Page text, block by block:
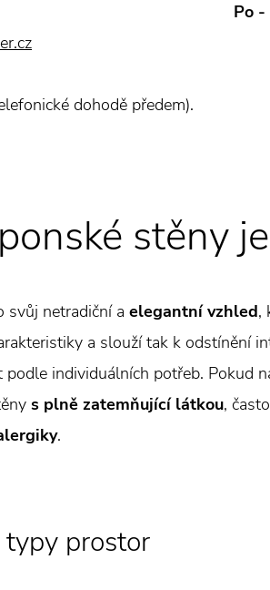
dohodě předem).
Po -
stěny
svůj netradiční a elegantní vzhled,
a slouží tak k odstínění
individuálních potřeb. Pokud
s plně zatemňující látkou,
.
prostor